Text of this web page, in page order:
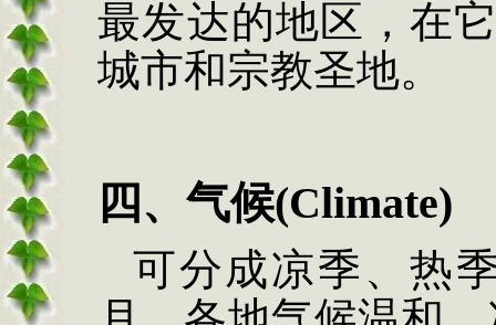
最发达的地区，在
城市和宗教圣地。
四、气候(Climate)
可分成凉季、热